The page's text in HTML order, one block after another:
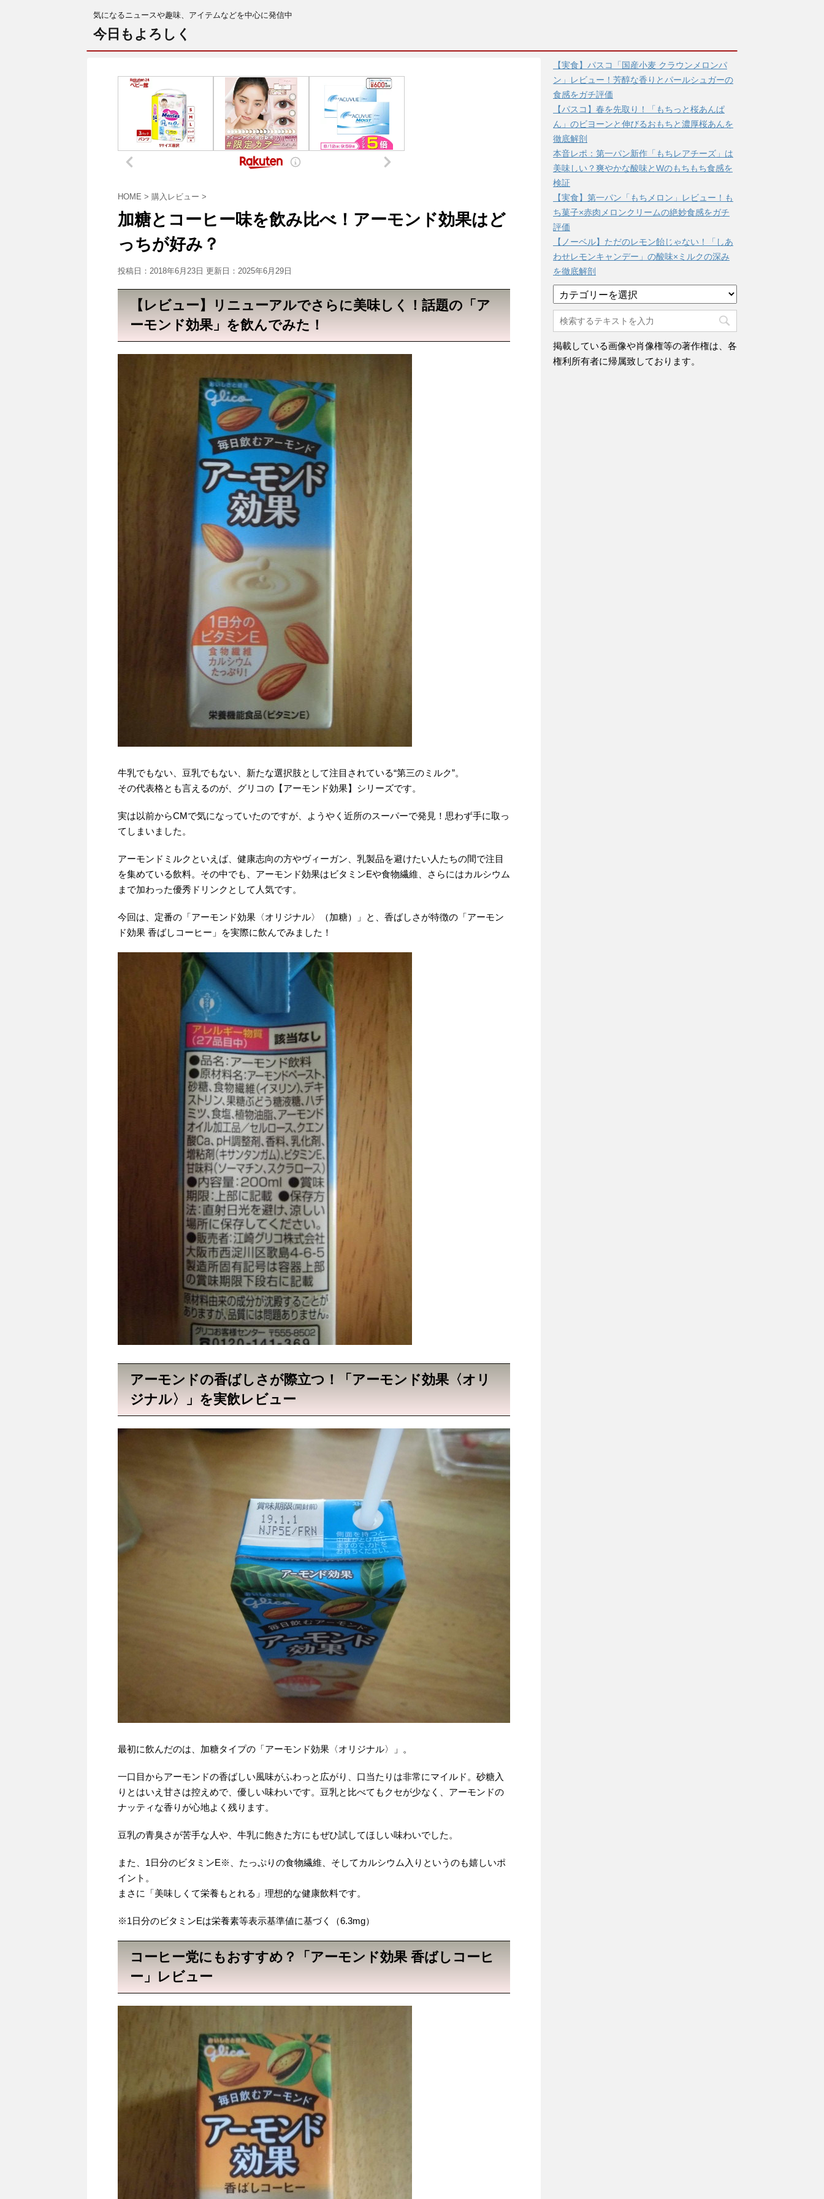
気になるニュースや趣味、アイテムなどを中心に発信中
今日もよろしく
HOME > 購入レビュー >
加糖とコーヒー味を飲み比べ！アーモンド効果はど
っちが好み？
投稿日：2018年6月23日 更新日： 2025年6月29日
【レビュー】リニューアルでさらに美味しく！話題の「ア
ーモンド効果」を飲んでみた！
牛乳でもない、豆乳でもない、新たな選択肢として注目されている“第三のミルク”。
その代表格とも言えるのが、グリコの【アーモンド効果】シリーズです。
実は以前からCMで気になっていたのですが、ようやく近所のスーパーで発見！思わず手に取っ
てしまいました。
アーモンドミルクといえば、健康志向の方やヴィーガン、乳製品を避けたい人たちの間で注目
を集めている飲料。その中でも、アーモンド効果はビタミンEや食物繊維、さらにはカルシウム
まで加わった優秀ドリンクとして人気です。
今回は、定番の「アーモンド効果〈オリジナル〉（加糖）」と、香ばしさが特徴の「アーモン
ド効果 香ばしコーヒー」を実際に飲んでみました！
アーモンドの香ばしさが際立つ！「アーモンド効果〈オリ
ジナル〉」を実飲レビュー
最初に飲んだのは、加糖タイプの「アーモンド効果〈オリジナル〉」。
一口目からアーモンドの香ばしい風味がふわっと広がり、口当たりは非常にマイルド。砂糖入
りとはいえ甘さは控えめで、優しい味わいです。豆乳と比べてもクセが少なく、アーモンドの
ナッティな香りが心地よく残ります。
豆乳の青臭さが苦手な人や、牛乳に飽きた方にもぜひ試してほしい味わいでした。
また、1日分のビタミンE※、たっぷりの食物繊維、そしてカルシウム入りというのも嬉しいポ
イント。
まさに「美味しくて栄養もとれる」理想的な健康飲料です。
※1日分のビタミンEは栄養素等表示基準値に基づく（6.3mg）
コーヒー党にもおすすめ？「アーモンド効果 香ばしコーヒ
ー」レビュー
【実食】パスコ「国産小麦 クラウンメロンパ
ン」レビュー！芳醇な香りとパールシュガーの
食感をガチ評価
【パスコ】春を先取り！「もちっと桜あんぱ
ん」のビヨーンと伸びるおもちと濃厚桜あんを
徹底解剖
本音レポ：第一パン新作「もちレアチーズ」は
美味しい？爽やかな酸味とWのもちもち食感を
検証
【実食】第一パン「もちメロン」レビュー！も
ち菓子×赤肉メロンクリームの絶妙食感をガチ
評価
【ノーベル】ただのレモン飴じゃない！「しあ
わせレモンキャンデー」の酸味×ミルクの深み
を徹底解剖
テ
ゴ
リ
ー
掲載している画像や肖像権等の著作権は、各
権利所有者に帰属致しております。